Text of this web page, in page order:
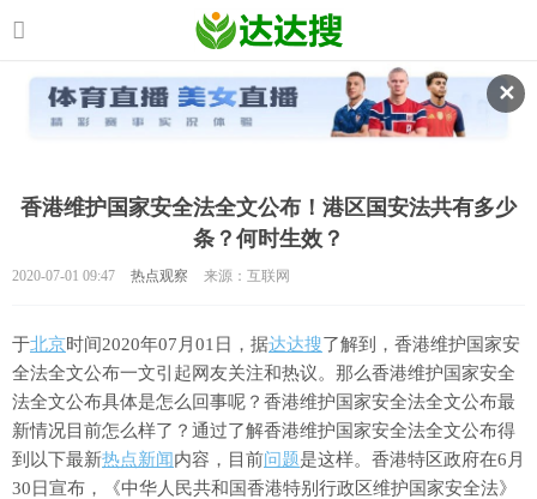
✕
香港维护国家安全法全文公布！港区国安法共有多少
条？何时生效？
2020-07-01 09:47 热点观察 来源：互联网
于北京时间2020年07月01日，据达达搜了解到，香港维护国家安
全法全文公布一文引起网友关注和热议。那么香港维护国家安全
法全文公布具体是怎么回事呢？香港维护国家安全法全文公布最
新情况目前怎么样了？通过了解香港维护国家安全法全文公布得
到以下最新热点新闻内容，目前问题是这样。香港特区政府在6月
30日宣布，《中华人民共和国香港特别行政区维护国家安全法》